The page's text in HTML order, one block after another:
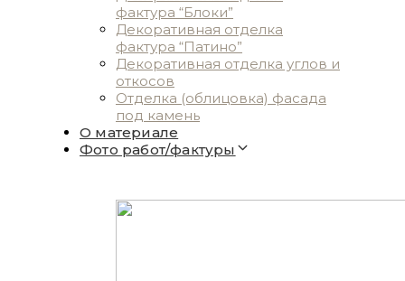
фактура “Блоки”
Декоративная отделка
фактура “Патино”
Декоративная отделка углов и
откосов
Отделка (облицовка) фасада
под камень
О материале
Фото работ/фактуры